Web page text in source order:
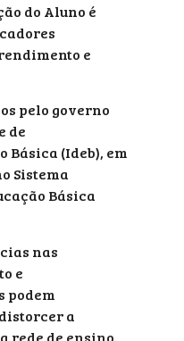
do Aluno é
e
pelo governo
de
Básica (Ideb), em
Sistema
Básica
nas
e
podem
a
rede de ensino.